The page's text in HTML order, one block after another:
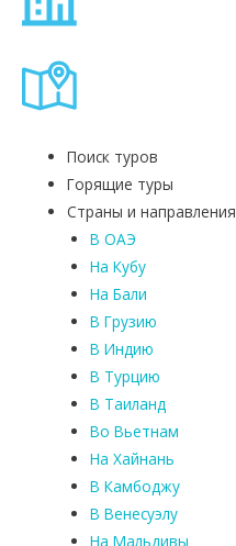
Поиск туров
Горящие туры
Страны и направления
В ОАЭ
На Кубу
На Бали
В Грузию
В Индию
В Турцию
В Таиланд
Во Вьетнам
На Хайнань
В Камбоджу
В Венесуэлу
На Мальдивы